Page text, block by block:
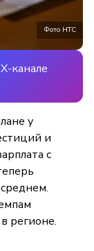
Фото НТС
канале
у
и
с
регионе.